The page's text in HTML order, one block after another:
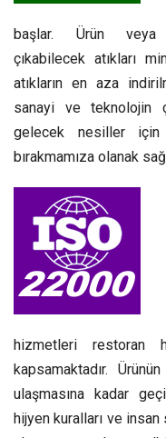
başlar. Ürün veya
çıkabilecek atıkları
atıkların en aza
sanayi ve teknolojin
gelecek nesiller
bırakmamıza olanak
hizmetleri restoran
kapsamaktadır.
ulaşmasına kadar
hijyen kuralları ve insan